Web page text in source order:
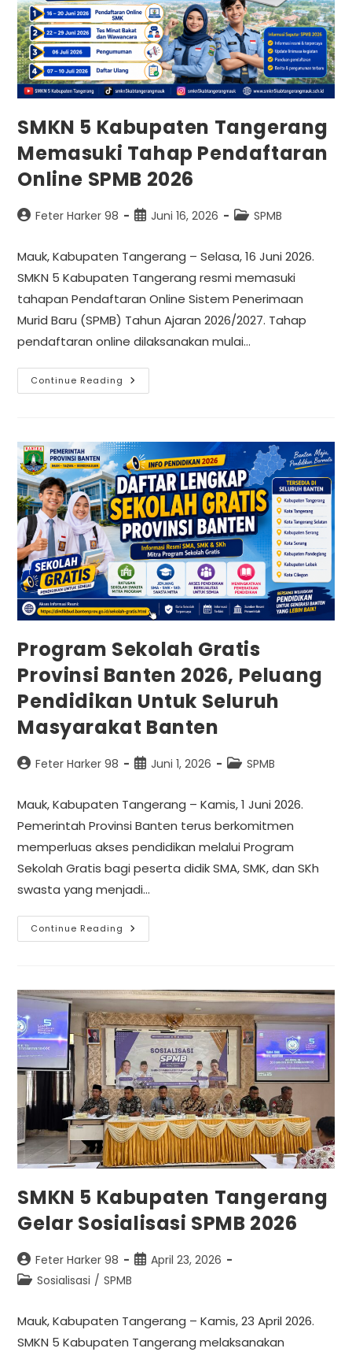
SMKN 5 Kabupaten Tangerang
Memasuki Tahap Pendaftaran
Online SPMB 2026
Feter Harker 98 Juni 16, 2026 SPMB
Mauk, Kabupaten Tangerang – Selasa, 16 Juni 2026.
SMKN 5 Kabupaten Tangerang resmi memasuki
tahapan Pendaftaran Online Sistem Penerimaan
Murid Baru (SPMB) Tahun Ajaran 2026/2027. Tahap
pendaftaran online dilaksanakan mulai…
Continue Reading
Program Sekolah Gratis
Provinsi Banten 2026, Peluang
Pendidikan Untuk Seluruh
Masyarakat Banten
Feter Harker 98 Juni 1, 2026 SPMB
Mauk, Kabupaten Tangerang – Kamis, 1 Juni 2026.
Pemerintah Provinsi Banten terus berkomitmen
memperluas akses pendidikan melalui Program
Sekolah Gratis bagi peserta didik SMA, SMK, dan SKh
swasta yang menjadi…
Continue Reading
SMKN 5 Kabupaten Tangerang
Gelar Sosialisasi SPMB 2026
Feter Harker 98
April 23, 2026
Sosialisasi / SPMB
Mauk, Kabupaten Tangerang – Kamis, 23 April 2026.
SMKN 5 Kabupaten Tangerang melaksanakan